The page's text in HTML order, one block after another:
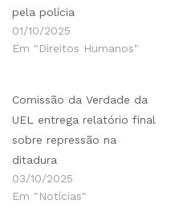
pela polícia
01/10/2025
Em "Direitos Humanos"
Comissão da Verdade da
UEL entrega relatório final
sobre repressão na
ditadura
03/10/2025
Em "Notícias"